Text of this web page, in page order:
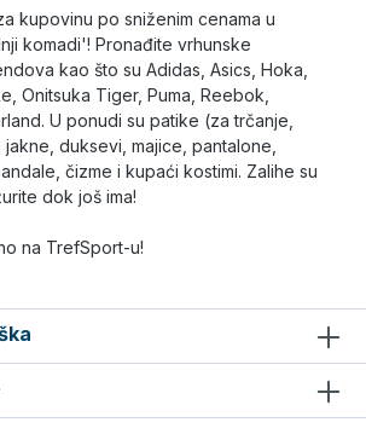
kupovinu po sniženim cenama u
komadi'! Pronađite vrhunske
kao što su Adidas, Asics, Hoka,
Onitsuka Tiger, Puma, Reebok,
U ponudi su patike (za trčanje,
duksevi, majice, pantalone,
čizme i kupaći kostimi. Zalihe su
dok još ima!
na TrefSport-u!